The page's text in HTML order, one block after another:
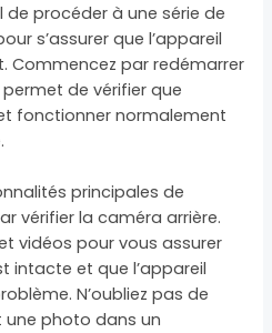
procéder à une série de
s’assurer que l’appareil
Commencez par redémarrer
permet de vérifier que
fonctionner normalement
principales de
vérifier la caméra arrière.
vidéos pour vous assurer
intacte et que l’appareil
N’oubliez pas de
une photo dans un